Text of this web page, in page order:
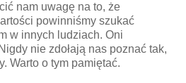
nam uwagę na to, że
powinniśmy szukać
w innych ludziach. Oni
nie zdołają nas poznać tak,
Warto o tym pamiętać.